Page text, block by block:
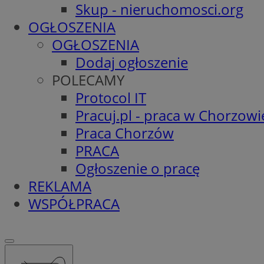
Skup - nieruchomosci.org
OGŁOSZENIA
OGŁOSZENIA
Dodaj ogłoszenie
POLECAMY
Protocol IT
Pracuj.pl - praca w
Praca Chorzów
PRACA
Ogłoszenie o pracę
REKLAMA
WSPÓŁPRACA